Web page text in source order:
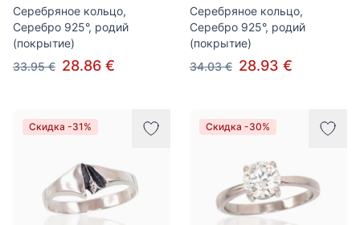
Серебряное кольцо,
Серебро 925°, родий
(покрытие)
33.95 € 28.86 €
Серебряное кольцо,
Серебро 925°, родий
(покрытие)
34.03 € 28.93 €
Скидка -31% Скидка -30%